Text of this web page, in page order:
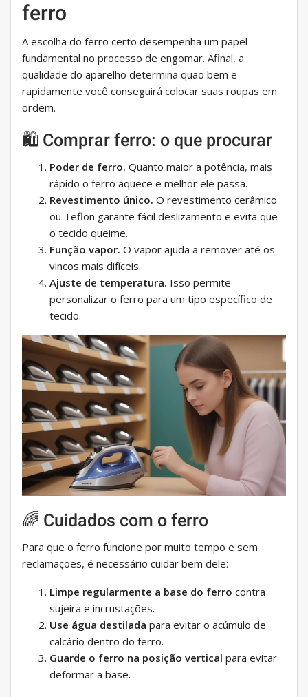
ferro
A escolha do ferro certo desempenha um papel
fundamental no processo de engomar. Afinal, a
qualidade do aparelho determina quão bem e
rapidamente você conseguirá colocar suas roupas em
ordem.
🛍️ Comprar ferro: o que procurar
Poder de ferro. Quanto maior a potência, mais
rápido o ferro aquece e melhor ele passa.
Revestimento único. O revestimento cerâmico
ou Teflon garante fácil deslizamento e evita que
o tecido queime.
Função vapor. O vapor ajuda a remover até os
vincos mais difíceis.
Ajuste de temperatura. Isso permite
personalizar o ferro para um tipo específico de
tecido.
🌈 Cuidados com o ferro
Para que o ferro funcione por muito tempo e sem
reclamações, é necessário cuidar bem dele:
Limpe regularmente a base do ferro contra
sujeira e incrustações.
Use água destilada para evitar o acúmulo de
calcário dentro do ferro.
Guarde o ferro na posição vertical para evitar
deformar a base.